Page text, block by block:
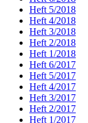
Heft 5/2018
Heft 4/2018
Heft 3/2018
Heft 2/2018
Heft 1/2018
Heft 6/2017
Heft 5/2017
Heft 4/2017
Heft 3/2017
Heft 2/2017
Heft 1/2017